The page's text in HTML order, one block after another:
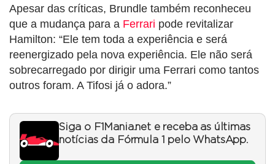
Apesar das críticas, Brundle também reconheceu
que a mudança para a Ferrari pode revitalizar
Hamilton: “Ele tem toda a experiência e será
reenergizado pela nova experiência. Ele não será
sobrecarregado por dirigir uma Ferrari como tantos
outros foram. A Tifosi já o adora.”
Siga o F1Mania.net e receba as últimas
notícias da Fórmula 1 pelo WhatsApp.